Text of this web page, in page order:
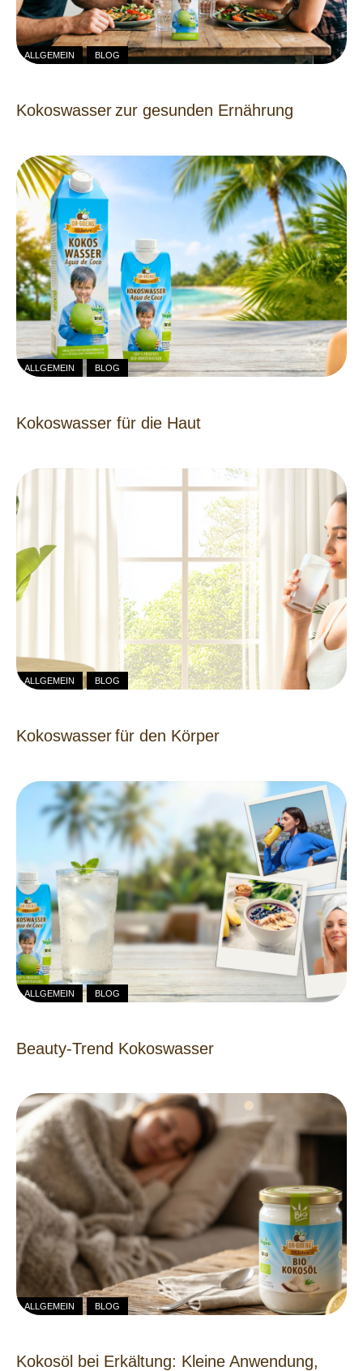
ALLGEMEIN BLOG
Kokoswasser zur gesunden Ernährung
ALLGEMEIN BLOG
Kokoswasser für die Haut
ALLGEMEIN BLOG
Kokoswasser für den Körper
ALLGEMEIN BLOG
Beauty-Trend Kokoswasser
ALLGEMEIN BLOG
Kokosöl bei Erkältung: Kleine Anwendung,